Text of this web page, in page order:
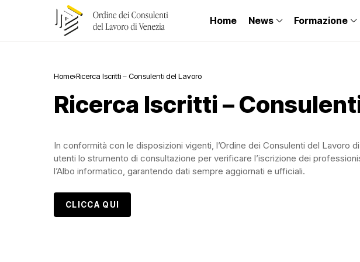
Home News Formazione
Home Ricerca Iscritti – Consulenti del Lavoro
Ricerca Iscritti –
In conformità con le disposizioni vigenti, l’Ordine dei Consulenti del Lavoro
utenti lo strumento di consultazione per verificare l’iscrizione dei
l’Albo informatico, garantendo dati sempre aggiornati e ufficiali.
CLICCA QUI